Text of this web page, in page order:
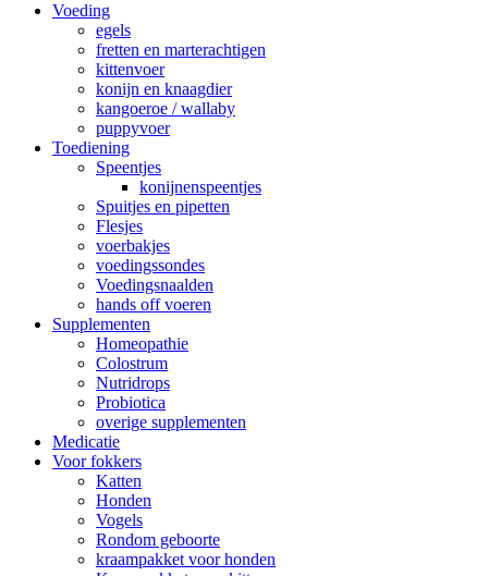
Voeding
egels
fretten en marterachtigen
kittenvoer
konijn en knaagdier
kangoeroe / wallaby
puppyvoer
Toediening
Speentjes
konijnenspeentjes
Spuitjes en pipetten
Flesjes
voerbakjes
voedingssondes
Voedingsnaalden
hands off voeren
Supplementen
Homeopathie
Colostrum
Nutridrops
Probiotica
overige supplementen
Medicatie
Voor fokkers
Katten
Honden
Vogels
Rondom geboorte
kraampakket voor honden